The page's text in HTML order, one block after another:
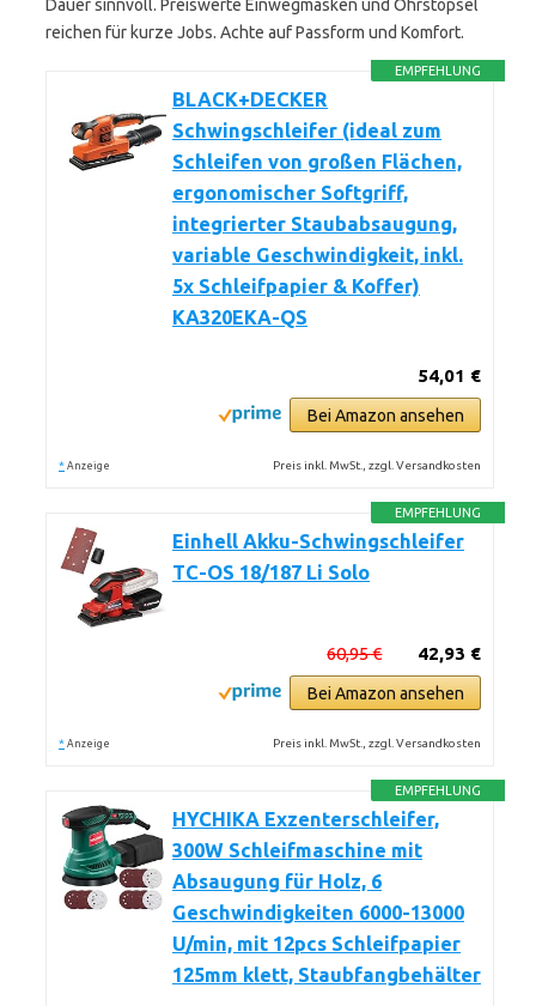
Dauer sinnvoll. Preiswerte Einwegmasken und Ohrstöpsel
reichen für kurze Jobs. Achte auf Passform und Komfort.
EMPFEHLUNG
BLACK+DECKER
Schwingschleifer (ideal zum
Schleifen von großen Flächen,
ergonomischer Softgriff,
integrierter Staubabsaugung,
variable Geschwindigkeit, inkl.
5x Schleifpapier & Koffer)
KA320EKA-QS
54,01 €
Bei Amazon ansehen
* Anzeige Preis inkl. MwSt., zzgl. Versandkosten
EMPFEHLUNG
Einhell Akku-Schwingschleifer
TC-OS 18/187 Li Solo
42,93 €
60,95 €
Bei Amazon ansehen
* Anzeige Preis inkl. MwSt., zzgl. Versandkosten
EMPFEHLUNG
HYCHIKA Exzenterschleifer,
300W Schleifmaschine mit
Absaugung für Holz, 6
Geschwindigkeiten 6000-13000
U/min, mit 12pcs Schleifpapier
125mm klett, Staubfangbehälter